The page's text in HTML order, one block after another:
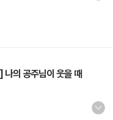
의 공주님이 웃을 때